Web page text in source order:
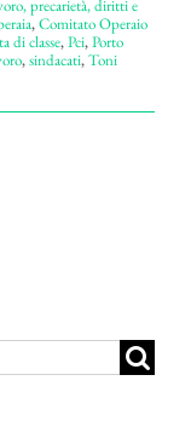
precarietà, diritti e
,Comitato Operaio
di classe,Pci,Porto
,sindacati,Toni